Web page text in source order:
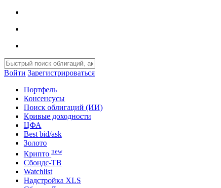
Войти Зарегистрироваться
Портфель
Консенсусы
Поиск облигаций (ИИ)
Кривые доходности
ЦФА
Best bid/ask
Золото
Крипто new
Сбондс-ТВ
Watchlist
Надстройка XLS